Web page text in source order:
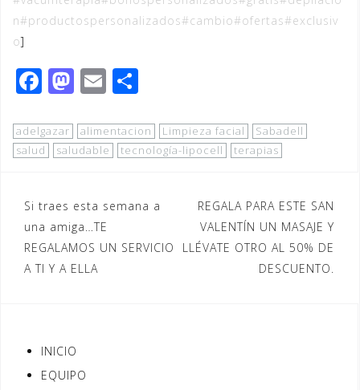
n#productospersonalizados#cambio#ofertas#exclusiv
o]
F
c
e
o
o
k
M
st
o
o
n
E
ai
l
m
p
ti
r
adelgazar alimentacion Limpieza facial
Sabadell
salud
saludable tecnología-lipocell terapias
Navegación
de
entradas
Si traes esta semana a
una amiga…TE
REGALAMOS UN SERVICIO
A TI Y A ELLA
REGALA PARA ESTE SAN
VALENTÍN UN MASAJE Y
LLÉVATE OTRO AL 50% DE
DESCUENTO.
INICIO
EQUIPO